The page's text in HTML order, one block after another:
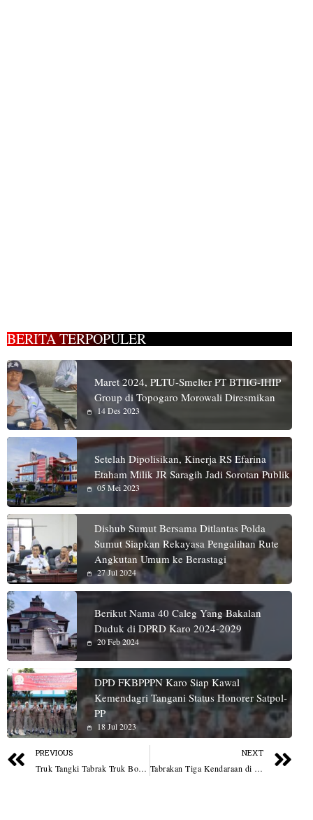
BERITA TERPOPULER
Maret 2024, PLTU-Smelter PT BTIIG-IHIP
Group di Topogaro Morowali Diresmikan
14 Des 2023
Setelah Dipolisikan, Kinerja RS Efarina
Etaham Milik JR Saragih Jadi Sorotan Publik
05 Mei 2023
Dishub Sumut Bersama Ditlantas Polda
Sumut Siapkan Rekayasa Pengalihan Rute
Angkutan Umum ke Berastagi
27 Jul 2024
Berikut Nama 40 Caleg Yang Bakalan
Duduk di DPRD Karo 2024-2029
20 Feb 2024
DPD FKBPPPN Karo Siap Kawal
Kemendagri Tangani Status Honorer Satpol-
PP
18 Jul 2023
PREVIOUS
Truk Tangki Tabrak Truk Box di Jalinsum Batu Bara, Tidak Ada Korban Jiwa
NEXT
Tabrakan Tiga Kendaraan di Sei Suka Batu Bara, 1 Pengendara Motor Luka Berat